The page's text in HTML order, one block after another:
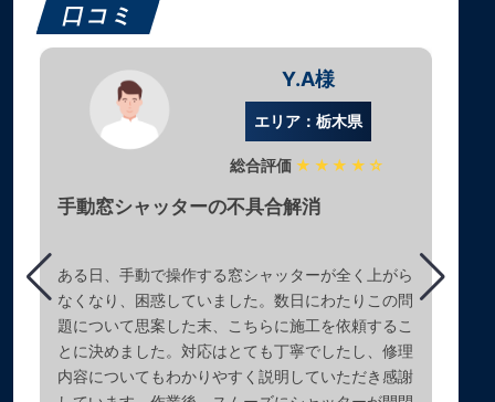
口コミ
Y.A様
エリア：栃木県
総合評価 ★★★★☆
手動窓シャッターの不具合解消
ある日、手動で操作する窓シャッターが全く上がら
なくなり、困惑していました。数日にわたりこの問
題について思案した末、こちらに施工を依頼するこ
とに決めました。対応はとても丁寧でしたし、修理
内容についてもわかりやすく説明していただき感謝